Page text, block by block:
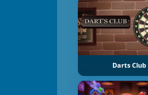
Darts Club